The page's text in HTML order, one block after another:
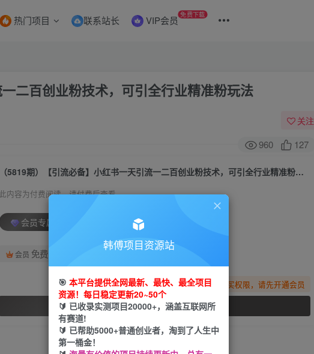
热门项目 联系站长 VIP会员 免费下载
二百创业粉技术，可引全行业精准粉玩法
关注
960 127
（5819期）【引流必备】小红书一天引流一二百创业粉技术，可引全行业精准粉玩法
此内容为付费阅读，请付费后查看
会员专属资源
会员 免费
您暂无购买权限，请先开通会员
开通会员
韩傅项目资源站
🎯 本平台提供全网最新、最快、最全项目
资源！每日稳定更新20~50个
🔰 已收录实测项目20000+，涵盖互联网所
有赛道!
🔰 已帮助5000+普通创业者，淘到了人生中
第一桶金！